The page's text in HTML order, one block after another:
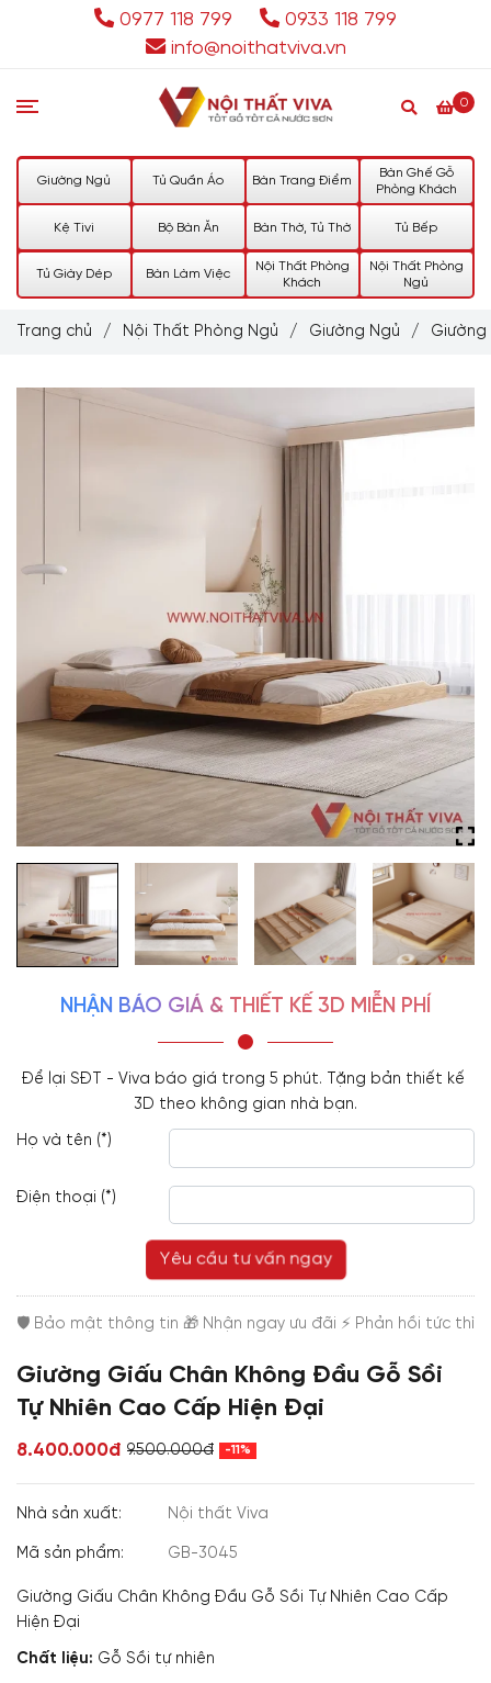
0977 118 799
0933 118 799
info@noithatviva.vn
0
Giường Ngủ Tủ Quần Áo Bàn Trang Điểm
Bàn Ghế Gỗ
Phòng Khách
Kệ Tivi Bộ Bàn Ăn Bàn Thờ, Tủ Thờ Tủ Bếp
Tủ Giày Dép Bàn Làm Việc
Nội Thất Phòng
Khách
Nội Thất Phòng
Ngủ
Trang chủ / Nội Thất Phòng Ngủ / Giường Ngủ / Giường
NHẬN BÁO GIÁ & THIẾT KẾ 3D MIỄN PHÍ
Để lại SĐT - Viva báo giá trong 5 phút. Tặng bản thiết kế
3D theo không gian nhà bạn.
Họ và tên (*)
Điện thoại (*)
Yêu cầu tư vấn ngay
Giường Giấu Chân Không Đầu Gỗ Sồi
Tự Nhiên Cao Cấp Hiện Đại
8.400.000đ 9.500.000đ -11%
Nhà sản xuất: Nội thất Viva
Mã sản phẩm: GB-3045
Giường Giấu Chân Không Đầu Gỗ Sồi Tự Nhiên Cao Cấp
Hiện Đại
Chất liệu: Gỗ Sồi tự nhiên